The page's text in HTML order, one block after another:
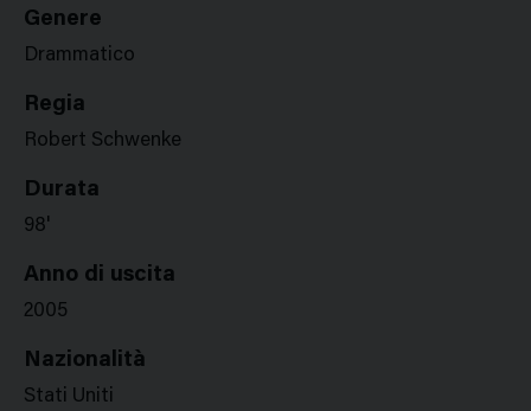
Genere
Drammatico
Regia
Robert Schwenke
Durata
98'
Anno di uscita
2005
Nazionalità
Stati Uniti